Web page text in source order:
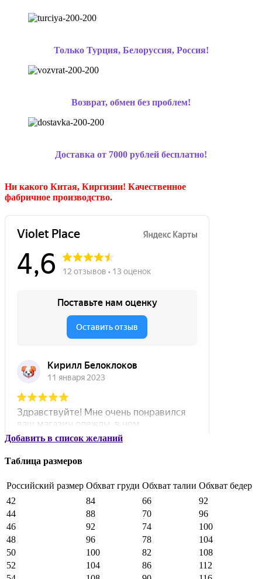
Только Турция, Белоруссия, Россия!
Возврат, обмен без проблем!
Доставка от 7000 рублей бесплатно!
Ни какого Китая, Киргизии! Качественное
фабричное производство.
Добавить в список желаний
Таблица размеров
Российский размер Обхват груди Обхват талии Обхват бедер
42
84 66
92
44
88 70
96
46
92 74
100
48
96 78
104
50
100 82
108
52
104 86
112